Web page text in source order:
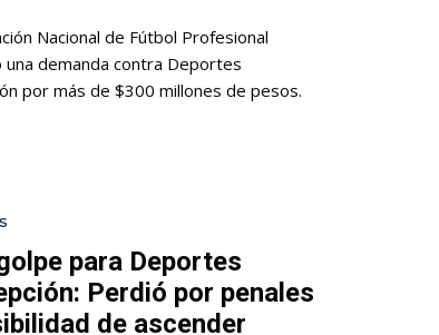
Nacional de Fútbol Profesional
demanda contra Deportes
por más de $300 millones de pesos.
para Deportes
Perdió por penales
de ascender